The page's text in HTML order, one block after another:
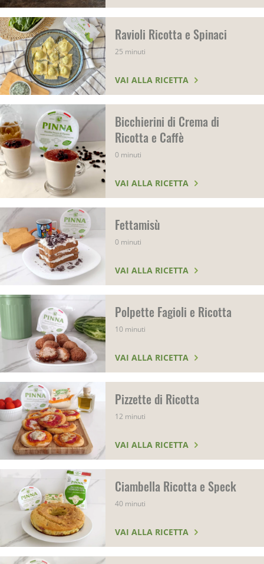
Ravioli Ricotta e Spinaci
25 minuti
VAI ALLA RICETTA
Bicchierini di Crema di
Ricotta e Caffè
0 minuti
VAI ALLA RICETTA
Fettamisù
0 minuti
VAI ALLA RICETTA
Polpette Fagioli e Ricotta
10 minuti
VAI ALLA RICETTA
Pizzette di Ricotta
12 minuti
VAI ALLA RICETTA
Ciambella Ricotta e Speck
40 minuti
VAI ALLA RICETTA